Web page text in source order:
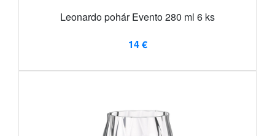
Leonardo pohár Evento 280 ml 6 ks
14 €